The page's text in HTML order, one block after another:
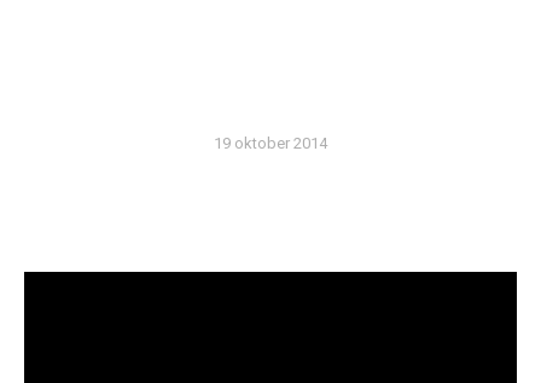
19 oktober 2014